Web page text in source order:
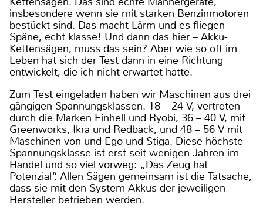
insbesondere wenn sie mit starken Benzinmotoren
bestückt sind. Das macht Lärm und es fliegen
Späne, echt klasse! Und dann das hier – Akku-
Kettensägen, muss das sein? Aber wie so oft im
Leben hat sich der Test dann in eine Richtung
entwickelt, die ich nicht erwartet hatte.
Zum Test eingeladen haben wir Maschinen aus drei
gängigen Spannungsklassen. 18 – 24 V, vertreten
durch die Marken Einhell und Ryobi, 36 – 40 V, mit
Greenworks, Ikra und Redback, und 48 – 56 V mit
Maschinen von und Ego und Stiga. Diese höchste
Spannungsklasse ist erst seit wenigen Jahren im
Handel und so viel vorweg: „Das Zeug hat
Potenzial“. Allen Sägen gemeinsam ist die Tatsache,
dass sie mit den System-Akkus der jeweiligen
Hersteller betrieben werden.